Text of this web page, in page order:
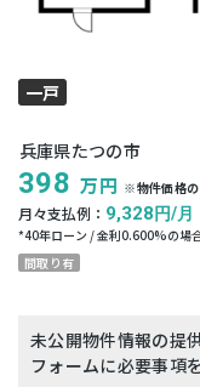
一戸
兵庫県たつの市
398 万円 ※物件価格
月々支払例： 9,328円/月
*40年ローン / 金利0.600%の場
間取り有
未公開物件情報の提
フォームに必要事項